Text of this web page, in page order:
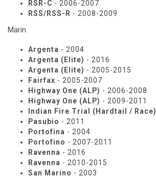
RSR-C - 2006-2007
RSS/RSS-R - 2008-2009
Marin
Argenta - 2004
Argenta (Elite) - 2016
Argenta (Elite) - 2005-2015
Fairfax - 2005-2007
Highway One (ALP) - 2006-2008
Highway One (ALP) - 2009-2011
Indian Fire Trial (Hardtail / Race)
Pasubio - 2011
Portofina - 2004
Portofino - 2007-2011
Ravenna - 2016
Ravenna - 2010-2015
San Marino - 2003